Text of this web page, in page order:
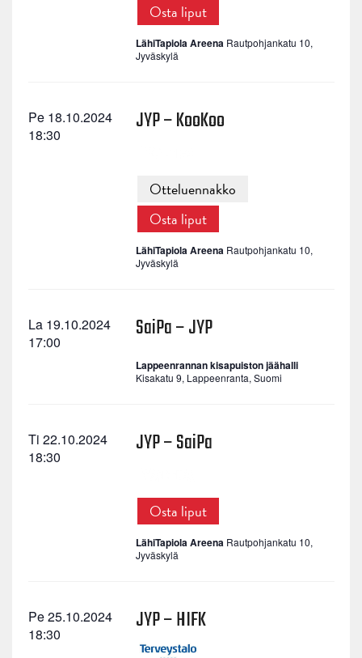
Osta liput
LähiTapiola Areena Rautpohjankatu 10,
Jyväskylä
Pe 18.10.2024
18:30
JYP – KooKoo
Otteluennakko
Osta liput
LähiTapiola Areena Rautpohjankatu 10,
Jyväskylä
La 19.10.2024
17:00
SaiPa – JYP
Lappeenrannan kisapuiston jäähalli
Kisakatu 9, Lappeenranta, Suomi
Ti 22.10.2024
18:30
JYP – SaiPa
Osta liput
LähiTapiola Areena Rautpohjankatu 10,
Jyväskylä
Pe 25.10.2024
18:30
JYP – HIFK